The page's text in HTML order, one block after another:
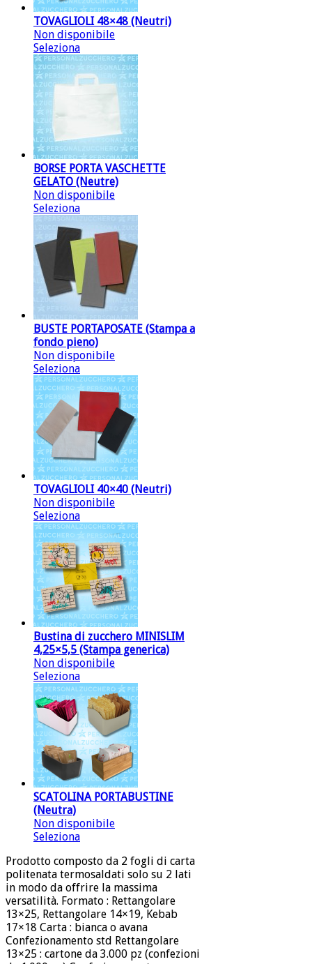
TOVAGLIOLI 48×48 (Neutri)
Non disponibile
Seleziona
BORSE PORTA VASCHETTE
GELATO (Neutre)
Non disponibile
Seleziona
BUSTE PORTAPOSATE (Stampa a
fondo pieno)
Non disponibile
Seleziona
TOVAGLIOLI 40×40 (Neutri)
Non disponibile
Seleziona
Bustina di zucchero MINISLIM
4,25×5,5 (Stampa generica)
Non disponibile
Seleziona
SCATOLINA PORTABUSTINE
(Neutra)
Non disponibile
Seleziona
Prodotto composto da 2 fogli di carta
politenata termosaldati solo su 2 lati
in modo da offrire la massima
versatilità. Formato : Rettangolare
13×25, Rettangolare 14×19, Kebab
17×18 Carta : bianca o avana
Confezionamento std Rettangolare
13×25 : cartone da 3.000 pz (confezioni